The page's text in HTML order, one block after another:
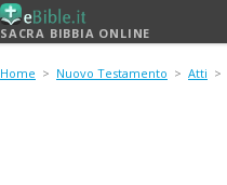
SACRA BIBBIA ONLINE
Home > Nuovo Testamento > Atti >